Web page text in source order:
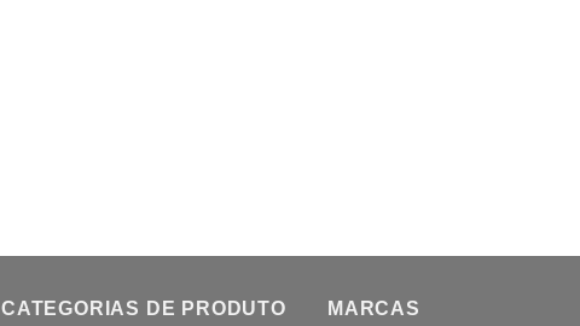
CATEGORIAS DE PRODUTO
MARCAS